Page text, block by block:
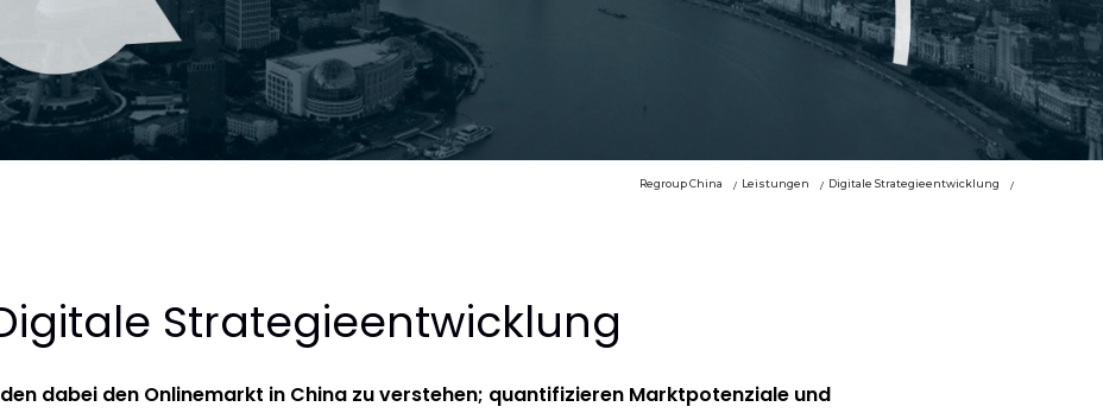
Regroup China Leistungen Digitale Strategieentwicklung
Strategieentwicklung
dabei den Onlinemarkt in China zu verstehen; quantifizieren Marktpotenziale und